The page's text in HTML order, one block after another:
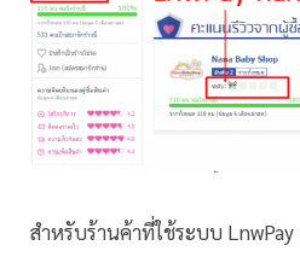
สำหรับร้านค้าที่ใช้ระบบ